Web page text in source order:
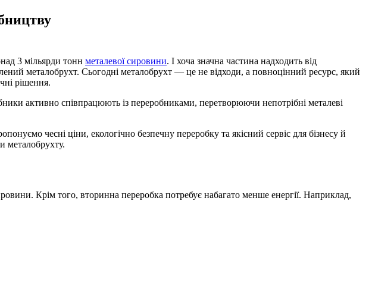
3 мільярди тонн металевої сировини. І хоча значна частина надходить від
металобрухт. Сьогодні металобрухт — це не відходи, а повноцінний ресурс, який
рішення.
активно співпрацюють із переробниками, перетворюючи непотрібні металеві
чесні ціни, екологічно безпечну переробку та якісний сервіс для бізнесу й
металобрухту.
Крім того, вторинна переробка потребує набагато менше енергії. Наприклад,